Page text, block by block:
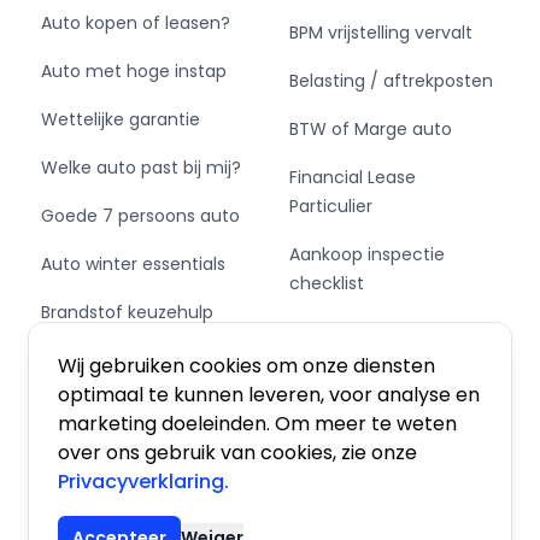
Wij gebruiken cookies om onze diensten
optimaal te kunnen leveren, voor analyse en
marketing doeleinden. Om meer te weten
over ons gebruik van cookies, zie onze
Privacyverklaring.
beïnvloeden!
Auto kopen of leasen?
Auto met hoge instap
Wettelijke garantie
Welke auto past bij mij?
Goede 7 persoons auto
Auto winter essentials
Brandstof keuzehulp
Schakel of automaat?
BPM vrijstelling vervalt
Belasting / aftrekposten
BTW of Marge auto
Financial Lease
Particulier
Aankoop inspectie
checklist
Private Leasen,
Financieren of Kopen?